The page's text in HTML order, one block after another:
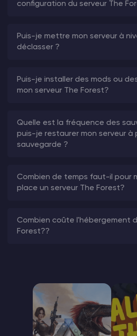
configuration du serveur The
Puis-je mettre mon serveur à
déclasser ?
Puis-je installer des mods ou
mon serveur The Forest?
Quelle est la fréquence des
puis-je restaurer mon serveur à
sauvegarde ?
Combien de temps faut-il pour
place un serveur The Forest?
Combien coûte l'hébergement
Forest??